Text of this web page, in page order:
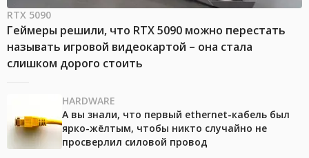
RTX 5090
Геймеры решили, что RTX 5090 можно перестать
называть игровой видеокартой – она стала
слишком дорого стоить
HARDWARE
А вы знали, что первый ethernet-кабель был
ярко-жёлтым, чтобы никто случайно не
просверлил силовой провод